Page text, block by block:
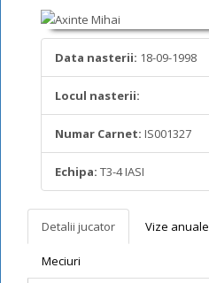
Data nasterii: 18-09-1998
Locul nasterii:
Numar Carnet: IS001327
Echipa: T3-4 IASI
Detalii jucator Vize anuale
Meciuri